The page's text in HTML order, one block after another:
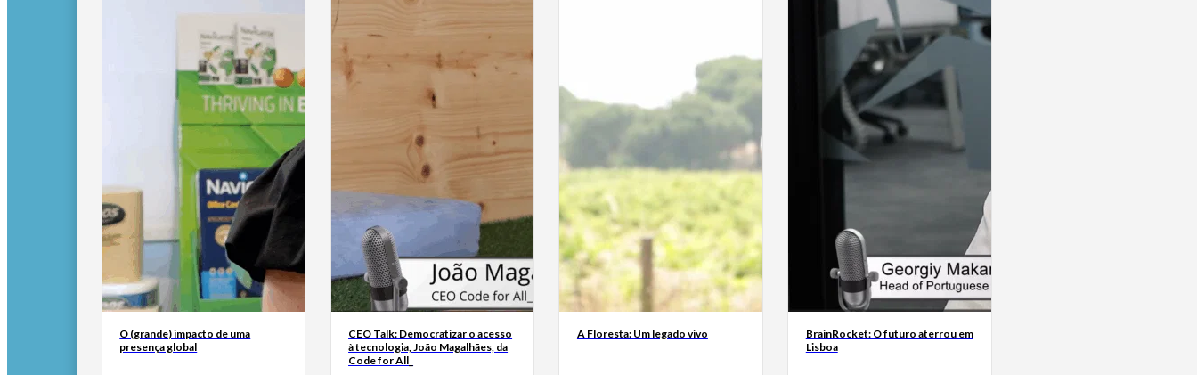
O (grande) impacto de uma
presença global
CEO Talk: Democratizar o acesso
à tecnologia, João Magalhães, da
Code for All_
A Floresta: Um legado vivo
BrainRocket: O futuro aterrou em
Lisboa